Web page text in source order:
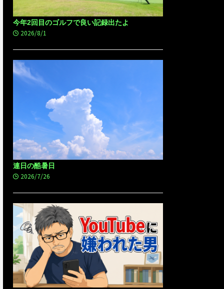
今年2回目のゴルフで良い記録出たよ
2026/8/1
連日の酷暑日
2026/7/26